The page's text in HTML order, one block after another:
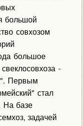
большой
совхозом
большое
-
Первым
стал
На базе
задачей